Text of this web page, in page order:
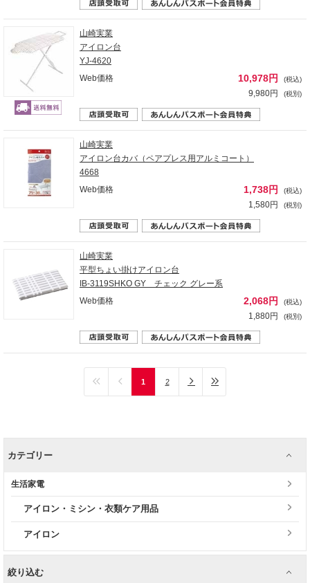
山崎実業
アイロン台
YJ-4620
Web価格
10,978円 (税込)
9,980円 (税別)
山崎実業
アイロン台カバ（ペアプレス用アルミコート）
4668
Web価格
1,738円 (税込)
1,580円 (税別)
山崎実業
平型ちょい掛けアイロン台
IB-3119SHKO GY チェック グレー系
Web価格
2,068円 (税込)
1,880円 (税別)
1 2
カテゴリー
生活家電
アイロン・ミシン・衣類ケア用品
アイロン
絞り込む